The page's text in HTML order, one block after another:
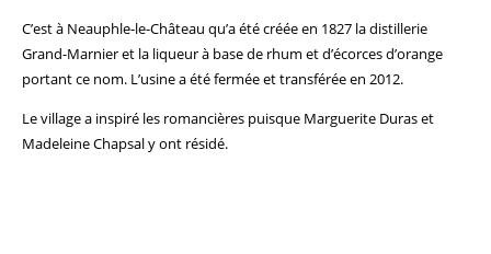
C’est à Neauphle-le-Château qu’a été créée en 1827 la distillerie
Grand-Marnier et la liqueur à base de rhum et d’écorces d’orange
portant ce nom. L’usine a été fermée et transférée en 2012.
Le village a inspiré les romancières puisque Marguerite Duras et
Madeleine Chapsal y ont résidé.